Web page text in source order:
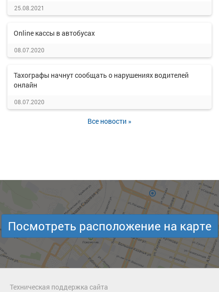
25.08.2021
Online кассы в автобусах
08.07.2020
Тахографы начнут сообщать о нарушениях водителей
онлайн
08.07.2020
Все новости »
Посмотреть расположение на карте
Техническая поддержка сайта